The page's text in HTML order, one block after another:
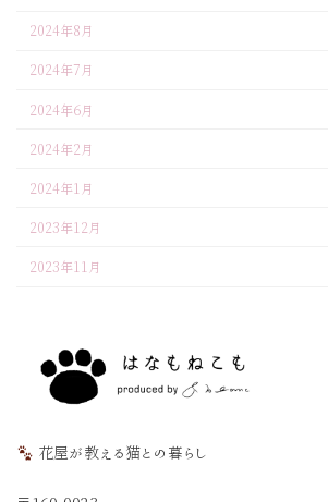
2024年8月
2024年7月
2024年6月
2024年2月
2024年1月
2023年12月
2023年11月
花屋が教える猫との暮らし